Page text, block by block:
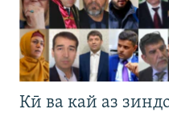
Кӣ ва кай аз